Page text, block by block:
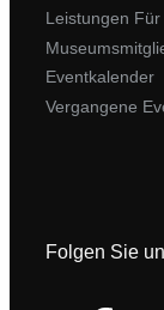
Leistungen
Eventkalender
Vergangene
Folgen Sie